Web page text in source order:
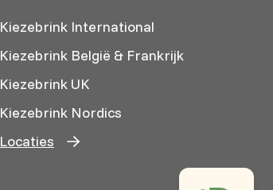
Kiezebrink International
Kiezebrink België & Frankrijk
Kiezebrink UK
Kiezebrink Nordics
Locaties